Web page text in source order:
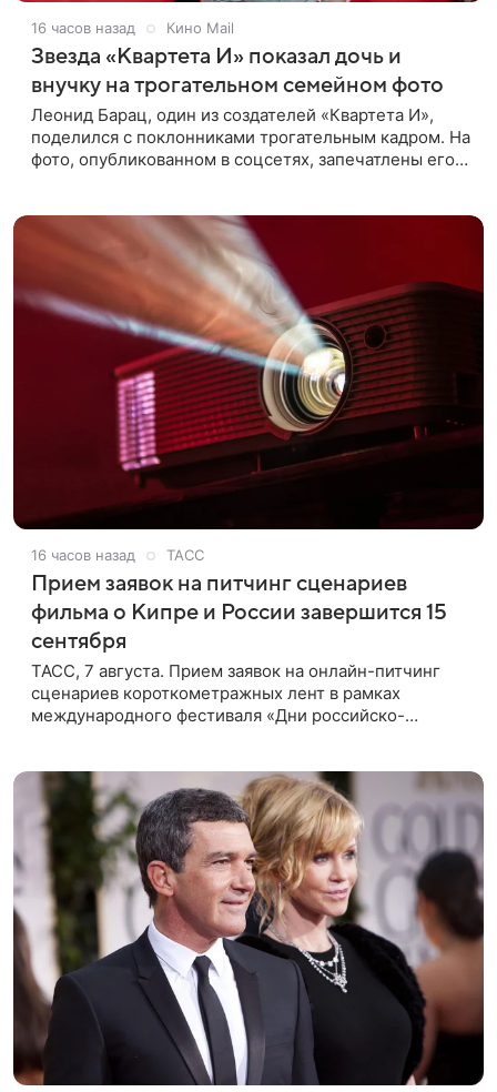
16 часов назад Кино Mail
Звезда «Квартета И» показал дочь и
внучку на трогательном семейном фото
Леонид Барац, один из создателей «Квартета И»,
поделился с поклонниками трогательным кадром. На
фото, опубликованном в соцсетях, запечатлены его
16 часов назад ТАСС
Прием заявок на питчинг сценариев
фильма о Кипре и России завершится 15
сентября
ТАСС, 7 августа. Прием заявок на онлайн-питчинг
сценариев короткометражных лент в рамках
международного фестиваля «Дни российско-